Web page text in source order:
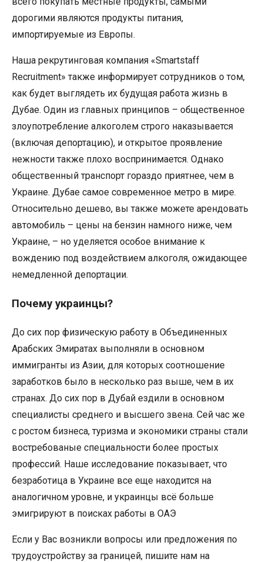
дорогими являются продукты питания,
импортируемые из Европы.
Наша рекрутинговая компания «Smartstaff
Recruitment» также информирует сотрудников о том,
как будет выглядеть их будущая работа жизнь в
Дубае. Один из главных принципов – общественное
злоупотребление алкоголем строго наказывается
(включая депортацию), и открытое проявление
нежности также плохо воспринимается. Однако
общественный транспорт гораздо приятнее, чем в
Украине. Дубае самое современное метро в мире.
Относительно дешево, вы также можете арендовать
автомобиль – цены на бензин намного ниже, чем
Украине, – но уделяется особое внимание к
вождению под воздействием алкоголя, ожидающее
немедленной депортации.
Почему украинцы?
До сих пор физическую работу в Объединенных
Арабских Эмиратах выполняли в основном
иммигранты из Азии, для которых соотношение
заработков было в несколько раз выше, чем в их
странах. До сих пор в Дубай ездили в основном
специалисты среднего и высшего звена. Сей час же
с ростом бизнеса, туризма и экономики страны стали
востребованые специальности более простых
профессий. Наше исследование показывает, что
безработица в Украине все еще находится на
аналогичном уровне, и украинцы всё больше
эмигрируют в поисках работы в ОАЭ
Если у Вас возникли вопросы или предложения по
трудоустройству за границей, пишите нам на